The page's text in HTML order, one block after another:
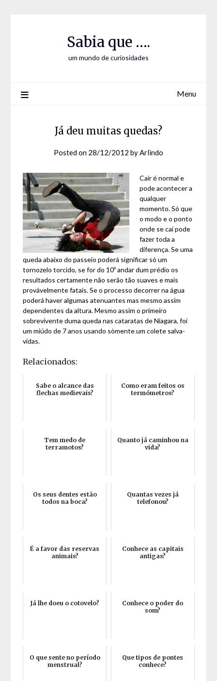
Sabia que ….
um mundo de curiosidades
Menu
Já deu muitas quedas?
Posted on 28/12/2012 byArlindo
Cair é normal e
pode acontecer a
qualquer
momento. Só que
o modo e o ponto
onde se cai pode
fazer toda a
diferença. Se uma
queda abaixo do passeio poderá significar só um
tornozelo torcido, se for do 10º andar dum prédio os
resultados certamente não serão tão suaves e mais
provávelmente fatais. Se o processo decorrer na água
poderá haver algumas atenuantes mas mesmo assim
dependentes da altura. Mesmo assim o primeiro
sobrevivente duma queda nas cataratas de Niagara, foi
um miúdo de 7 anos usando sòmente um colete salva-
vidas.
Relacionados:
Sabe o alcance das
flechas medievais?
Como eram feitos os
termómetros?
Tem medo de
terramotos?
Quanto já caminhou na
vida?
Os seus dentes estão
todos na boca?
Quantas vezes já
telefonou?
É a favor das reservas
animais?
Conhece as capitais
antigas?
Já lhe doeu o cotovelo?
Conhece o poder do
som?
O que sente no período
menstrual?
Que tipos de pontes
conhece?